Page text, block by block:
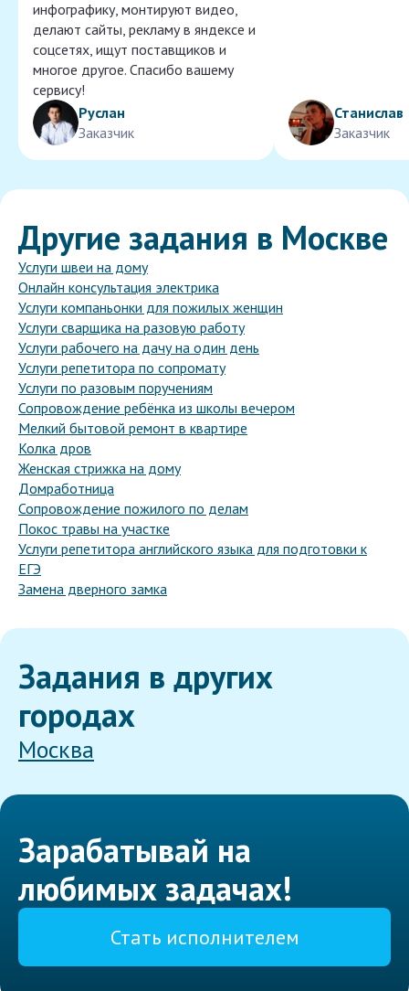
инфографику, монтируют видео,
делают сайты, рекламу в яндексе и
соцсетях, ищут поставщиков и
многое другое. Спасибо вашему
сервису!
Руслан
Заказчик
Станислав
Заказчик
Другие задания в Москве
Услуги швеи на дому
Онлайн консультация электрика
Услуги компаньонки для пожилых женщин
Услуги сварщика на разовую работу
Услуги рабочего на дачу на один день
Услуги репетитора по сопромату
Услуги по разовым поручениям
Сопровождение ребёнка из школы вечером
Мелкий бытовой ремонт в квартире
Колка дров
Женская стрижка на дому
Домработница
Сопровождение пожилого по делам
Покос травы на участке
Услуги репетитора английского языка для подготовки к
ЕГЭ
Замена дверного замка
Задания в других
городах
Москва
Зарабатывай на
любимых задачах!
Стать исполнителем